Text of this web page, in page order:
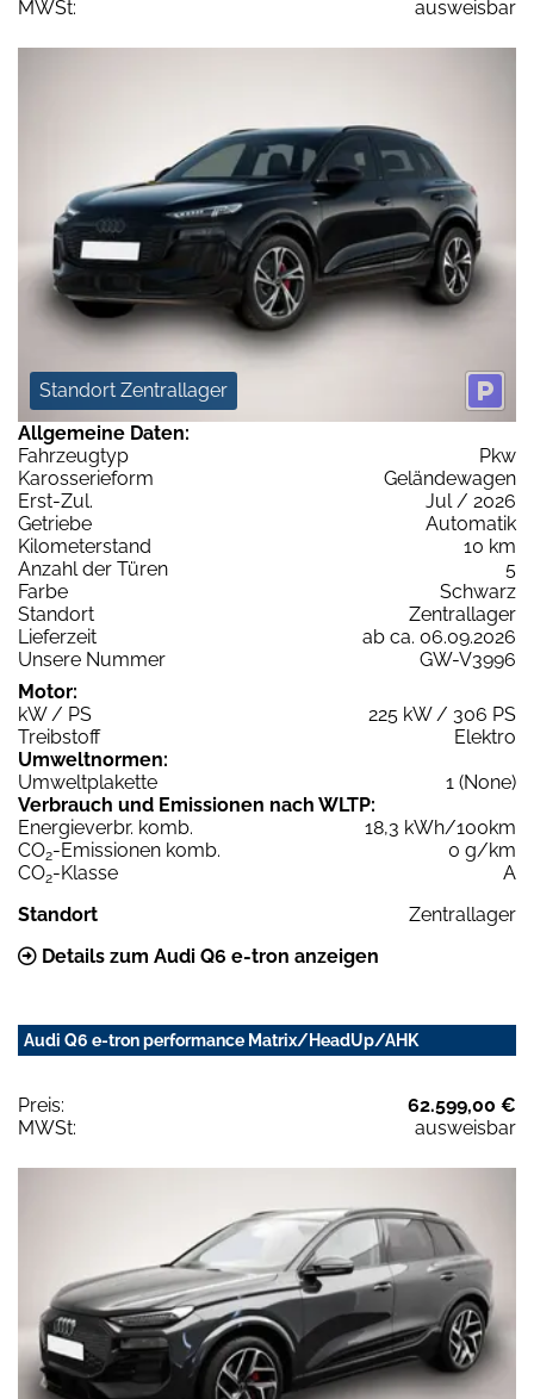
MWSt:
ausweisbar
Standort Zentrallager
Allgemeine Daten:
Fahrzeugtyp
Pkw
Karosserieform
Geländewagen
Erst-Zul.
Jul / 2026
Getriebe
Automatik
Kilometerstand
10 km
Anzahl der Türen
5
Farbe
Schwarz
Standort
Zentrallager
Lieferzeit
ab ca. 06.09.2026
Unsere Nummer
GW-V3996
Motor:
kW / PS
225 kW / 306 PS
Treibstoff
Elektro
Umweltnormen:
Umweltplakette
1 (None)
Verbrauch und Emissionen nach WLTP:
Energieverbr. komb.
18,3 kWh/100km
CO2-Emissionen komb.
0 g/km
CO2-Klasse
A
Standort
Zentrallager
Details zum Audi Q6 e-tron anzeigen
Audi Q6 e-tron performance Matrix/HeadUp/AHK
Preis:
62.599,00 €
MWSt:
ausweisbar